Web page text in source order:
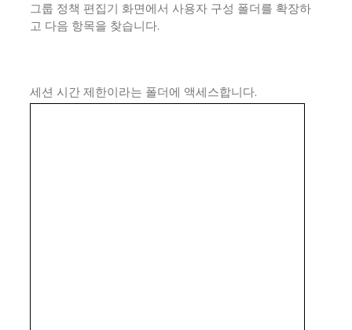
그룹 정책 편집기 화면에서 사용자 구성 폴더를 확장하
고 다음 항목을 찾습니다.
세션 시간 제한이라는 폴더에 액세스합니다.